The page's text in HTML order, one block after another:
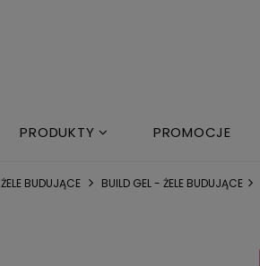
PRODUKTY PROMOCJE
ŻELE BUDUJĄCE BUILD GEL - ŻELE BUDUJĄCE